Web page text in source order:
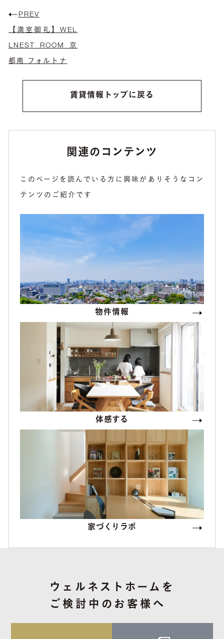
PREV
【満室御礼】WEL
LNEST ROOM 京
都南 フォルトナ
賃貸情報トップに戻る
関連のコンテンツ
このページを読んでいる方に興味がありそうなコン
テンツのご紹介です
物件情報
体感する
家づくりラボ
ウェルネストホームを
ご検討中のお客様へ